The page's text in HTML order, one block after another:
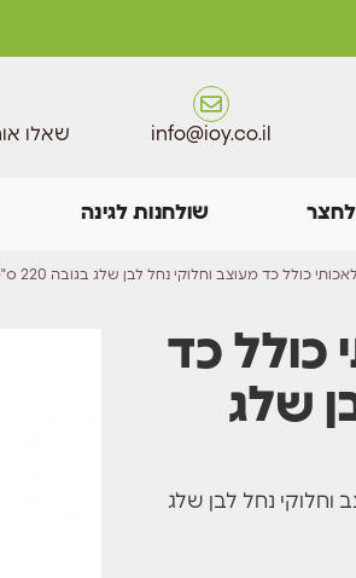
info@ioy.co.il שאלו
שולחנות לגינה
כולל כד מעוצב וחלוקי נחל לבן שלג בגובה 220 ס"מ
כולל כד
שלג
וחלוקי נחל לבן שלג